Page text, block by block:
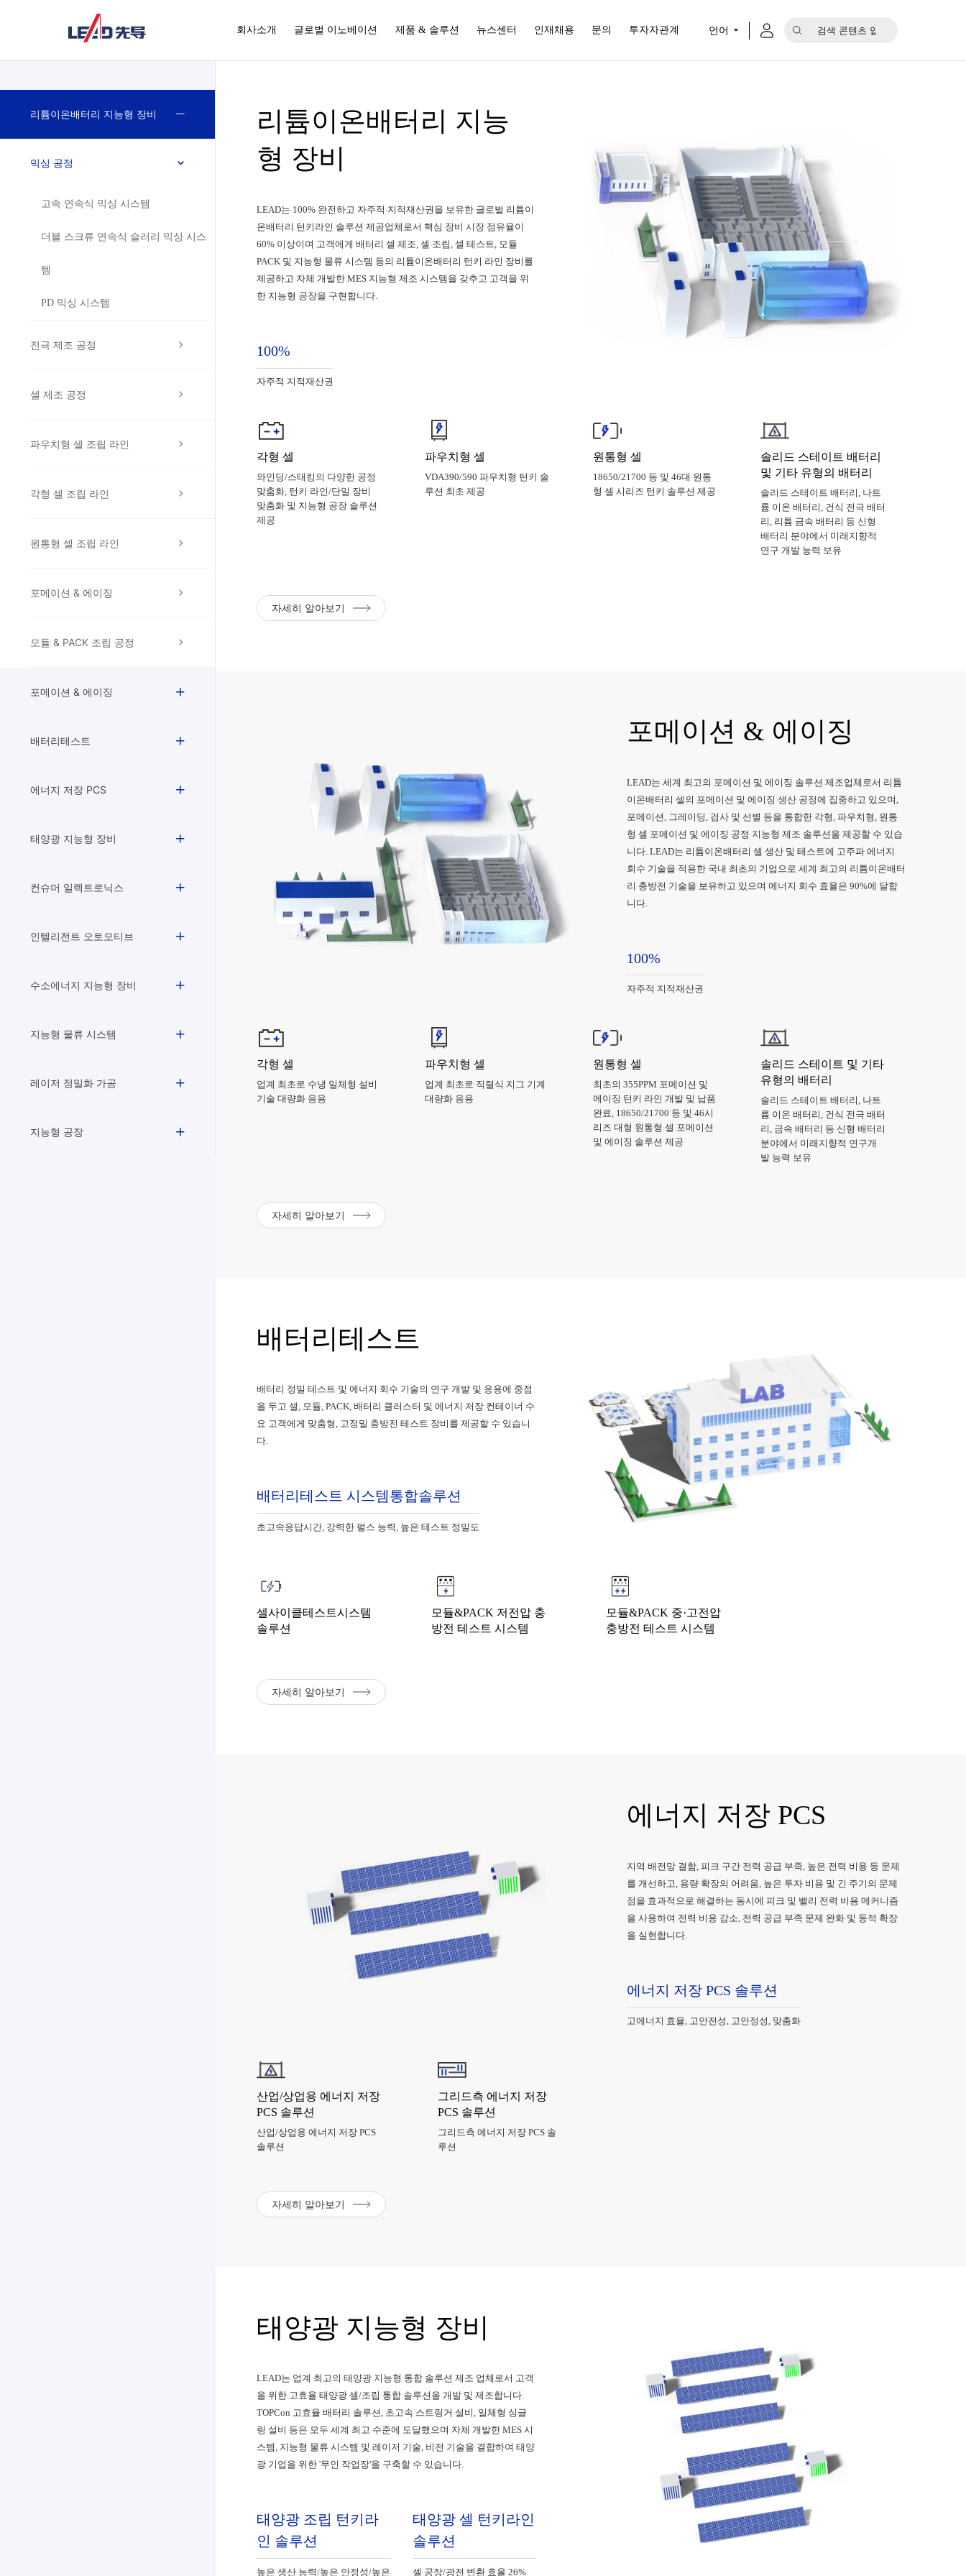
회사소개 글로벌 이노베이션 제품 & 솔루션 뉴스센터 인재채용 문의 투자자관계 언어
리튬이온배터리 지능형 장비
믹싱 공정
고속 연속식 믹싱 시스템
더블 스크류 연속식 슬러리 믹싱 시스
템
PD 믹싱 시스템
전극 제조 공정
셀 제조 공정
파우치형 셀 조립 라인
각형 셀 조립 라인
원통형 셀 조립 라인
포메이션 & 에이징
모듈 & PACK 조립 공정
포메이션 & 에이징
배터리테스트
에너지 저장 PCS
태양광 지능형 장비
컨슈머 일렉트로닉스
인텔리전트 오토모티브
수소에너지 지능형 장비
지능형 물류 시스템
레이저 정밀화 가공
지능형 공장
리튬이온배터리 지능
형 장비
LEAD는 100% 완전하고 자주적 지적재산권을 보유한 글로벌 리튬이
온배터리 턴키라인 솔루션 제공업체로서 핵심 장비 시장 점유율이
60% 이상이며 고객에게 배터리 셀 제조, 셀 조립, 셀 테스트, 모듈
PACK 및 지능형 물류 시스템 등의 리튬이온배터리 턴키 라인 장비를
제공하고 자체 개발한 MES 지능형 제조 시스템을 갖추고 고객을 위
한 지능형 공장을 구현합니다.
100%
자주적 지적재산권
각형 셀
와인딩/스태킹의 다양한 공정
맞춤화, 턴키 라인/단일 장비
맞춤화 및 지능형 공장 솔루션
제공
파우치형 셀
VDA390/590 파우치형 턴키 솔
루션 최초 제공
원통형 셀
18650/21700 등 및 46대 원통
형 셀 시리즈 턴키 솔루션 제공
솔리드 스테이트 배터리
및 기타 유형의 배터리
솔리드 스테이트 배터리, 나트
륨 이온 배터리, 건식 전극 배터
리, 리튬 금속 배터리 등 신형
배터리 분야에서 미래지향적
연구 개발 능력 보유
자세히 알아보기
포메이션 & 에이징
LEAD는 세계 최고의 포메이션 및 에이징 솔루션 제조업체로서 리튬
이온배터리 셀의 포메이션 및 에이징 생산 공정에 집중하고 있으며,
포메이션, 그레이딩, 검사 및 선별 등을 통합한 각형, 파우치형, 원통
형 셀 포메이션 및 에이징 공정 지능형 제조 솔루션을 제공할 수 있습
니다. LEAD는 리튬이온배터리 셀 생산 및 테스트에 고주파 에너지
회수 기술을 적용한 국내 최초의 기업으로 세계 최고의 리튬이온배터
리 충방전 기술을 보유하고 있으며 에너지 회수 효율은 90%에 달합
니다.
100%
자주적 지적재산권
각형 셀
업계 최초로 수냉 일체형 설비
기술 대량화 응용
파우치형 셀
업계 최초로 직렬식 지그 기계
대량화 응용
원통형 셀
최초의 355PPM 포메이션 및
에이징 턴키 라인 개발 및 납품
완료, 18650/21700 등 및 46시
리즈 대형 원통형 셀 포메이션
및 에이징 솔루션 제공
솔리드 스테이트 및 기타
유형의 배터리
솔리드 스테이트 배터리, 나트
륨 이온 배터리, 건식 전극 배터
리, 금속 배터리 등 신형 배터리
분야에서 미래지향적 연구개
발 능력 보유
자세히 알아보기
배터리테스트
배터리 정밀 테스트 및 에너지 회수 기술의 연구 개발 및 응용에 중점
을 두고 셀, 모듈, PACK, 배터리 클러스터 및 에너지 저장 컨테이너 수
요 고객에게 맞춤형, 고정밀 충방전 테스트 장비를 제공할 수 있습니
다.
배터리테스트 시스템통합솔루션
초고속응답시간, 강력한 펄스 능력, 높은 테스트 정밀도
셀사이클테스트시스템
솔루션
모듈&PACK 저전압 충
방전 테스트 시스템
모듈&PACK 중·고전압
충방전 테스트 시스템
자세히 알아보기
에너지 저장 PCS
지역 배전망 결함, 피크 구간 전력 공급 부족, 높은 전력 비용 등 문제
를 개선하고, 용량 확장의 어려움, 높은 투자 비용 및 긴 주기의 문제
점을 효과적으로 해결하는 동시에 피크 및 밸리 전력 비용 메커니즘
을 사용하여 전력 비용 감소, 전력 공급 부족 문제 완화 및 동적 확장
을 실현합니다.
에너지 저장 PCS 솔루션
고에너지 효율, 고안전성, 고안정성, 맞춤화
산업/상업용 에너지 저장
PCS 솔루션
산업/상업용 에너지 저장 PCS
솔루션
그리드측 에너지 저장
PCS 솔루션
그리드측 에너지 저장 PCS 솔
루션
자세히 알아보기
태양광 지능형 장비
LEAD는 업계 최고의 태양광 지능형 통합 솔루션 제조 업체로서 고객
을 위한 고효율 태양광 셀/조립 통합 솔루션을 개발 및 제조합니다.
TOPCon 고효율 배터리 솔루션, 초고속 스트링거 설비, 일체형 싱글
링 설비 등은 모두 세계 최고 수준에 도달했으며 자체 개발한 MES 시
스템, 지능형 물류 시스템 및 레이저 기술, 비전 기술을 결합하여 태양
광 기업을 위한 '무인 작업장'을 구축할 수 있습니다.
태양광 조립 턴키라
인 솔루션
높은 생산 능력/높은 안정성/높은
태양광 셀 턴키라인
솔루션
셀 공장/광전 변환 효율 26%